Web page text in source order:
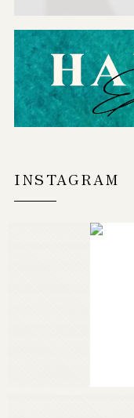
INSTAGRAM